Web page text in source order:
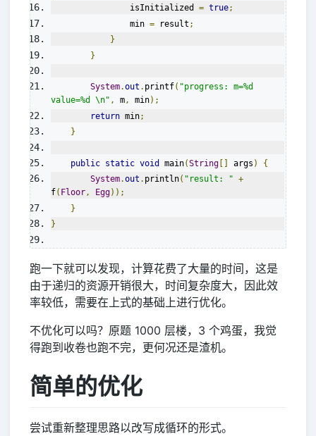
                isInitialized
= true;
                min
= result ;
}
}
System.out . printf( "progress: m=%d
value=%d \n" , m, min);
return min;
}
public static void main(String args )
{
System.out . println( "result: " +
f( Floor, Egg));
}
}
跑一下就可以发现，计算花费了大量的时间，这是
由于递归的资源开销很大，时间复杂度大，因此效
率较低，需要在上式的基础上进行优化。
不优化可以吗？原题 1000 层楼，3 个鸡蛋，我觉
得跑到收卷也跑不完，更何况还是渣机。
简单的优化
尝试重新整理思路以改写成循环的形式。